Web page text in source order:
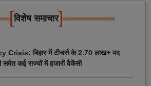
[विशेष समाचार]
Crisis: बिहार में टीचर्स के 2.70 लाख+ पद
कई राज्यों में हजारों वैकेंसी